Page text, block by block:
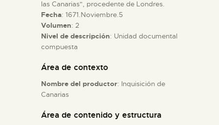
EL MUSEO
COLECCIONES
DIDÁCTICA
ESPAÑOL
las Canarias", procedente de Londres.
Fecha: 1671.Noviembre.5
Volumen: 2
Nivel de descripción: Unidad documental
compuesta
Área de contexto
Nombre del productor: Inquisición de
Canarias
Área de contenido y estructura